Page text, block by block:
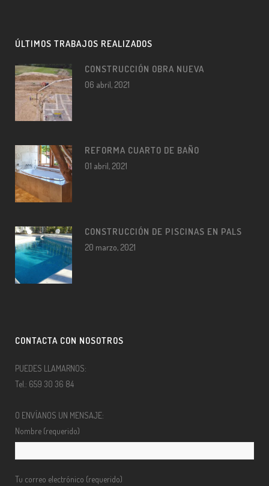
ÚLTIMOS TRABAJOS REALIZADOS
CONSTRUCCIÓN OBRA NUEVA
06 abril, 2021
REFORMA CUARTO DE BAÑO
01 abril, 2021
CONSTRUCCIÓN DE PISCINAS EN PALS
20 marzo, 2021
CONTACTA CON NOSOTROS
PUEDES LLAMARNOS:
Tel.: 659 30 36 84
O ENVÍANOS UN MENSAJE:
Nombre (requerido)
Tu correo electrónico (requerido)